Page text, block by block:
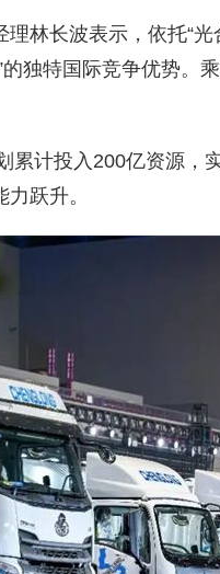
林长波表示，依托“
独特国际竞争优势。
累计投入200亿资源，
跃升。